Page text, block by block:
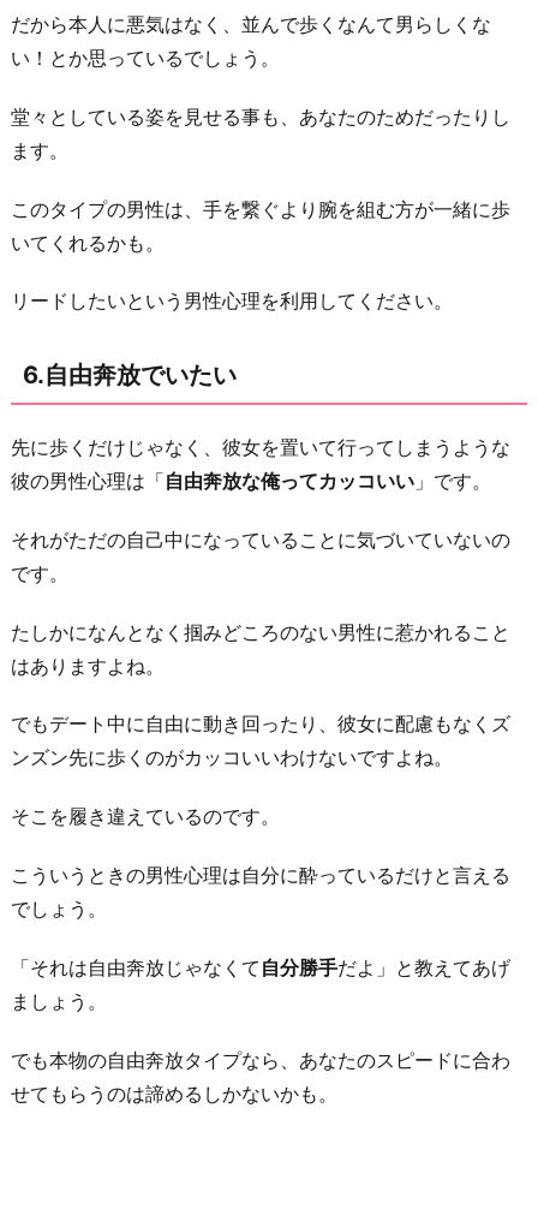
だから本人に悪気はなく、並んで歩くなんて男らしくな
い！とか思っているでしょう。
堂々としている姿を見せる事も、あなたのためだったりし
ます。
このタイプの男性は、手を繋ぐより腕を組む方が一緒に歩
いてくれるかも。
リードしたいという男性心理を利用してください。
6.自由奔放でいたい
先に歩くだけじゃなく、彼女を置いて行ってしまうような
彼の男性心理は「自由奔放な俺ってカッコいい 」です。
それがただの自己中になっていることに気づいていないの
です。
たしかになんとなく掴みどころのない男性に惹かれること
はありますよね。
でもデート中に自由に動き回ったり、彼女に配慮もなくズ
ンズン先に歩くのがカッコいいわけないですよね。
そこを履き違えているのです。
こういうときの男性心理は自分に酔っているだけと言える
でしょう。
「それは自由奔放じゃなくて 自分勝手だよ」と教えてあげ
ましょう。
でも本物の自由奔放タイプなら、あなたのスピードに合わ
せてもらうのは諦めるしかないかも。